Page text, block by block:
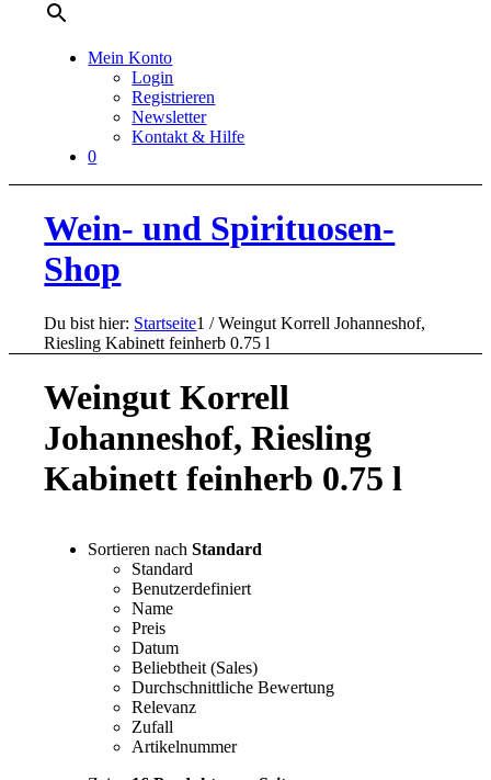
Mein Konto
Login
Registrieren
Newsletter
Kontakt & Hilfe
0
Wein- und Spirituosen-
Shop
Du bist hier: Startseite1 / Weingut Korrell Johanneshof,
Riesling Kabinett feinherb 0.75 l
Weingut Korrell
Johanneshof, Riesling
Kabinett feinherb 0.75 l
Sortieren nachStandard
Standard
Benutzerdefiniert
Name
Preis
Datum
Beliebtheit (Sales)
Durchschnittliche Bewertung
Relevanz
Zufall
Artikelnummer